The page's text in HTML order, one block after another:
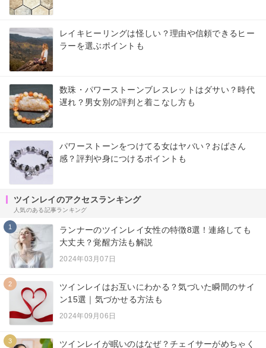
レイキヒーリングは怪しい？理由や信頼できるヒー
ラーを選ぶポイントも
数珠・パワーストーンブレスレットはダサい？時代
遅れ？男女別の評判と着こなし方も
パワーストーンをつけてる女はヤバい？おばさん
感？評判や身につけるポイントも
ツインレイのアクセスランキング
人気のある記事ランキング
1
ランナーのツインレイ女性の特徴8選！連絡しても
大丈夫？覚醒方法も解説
2024年03月07日
2
ツインレイはお互いにわかる？気づいた瞬間のサイ
ン15選｜気づかせる方法も
2024年09月06日
3
ツインレイが眠いのはなぜ？チェイサーがめちゃく